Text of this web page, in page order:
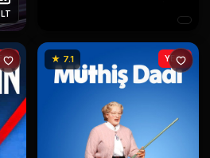
★ 7.1 YENİ